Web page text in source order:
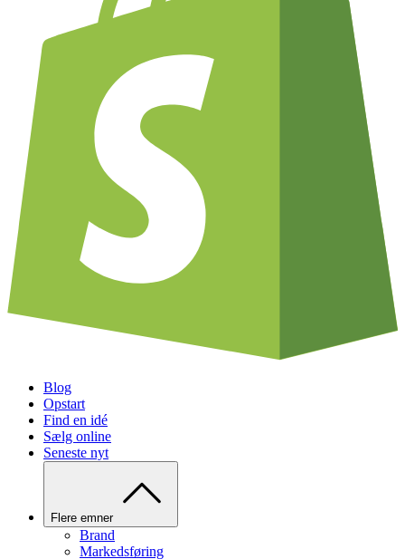
Blog
Opstart
Find en idé
Sælg online
Seneste nyt
Flere emner
Brand
Markedsføring